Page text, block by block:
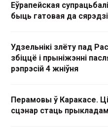
Еўрапейская
быць гатовая да
Удзельнікі злёту пад
збіццё і прыніжэнні
рэпрэсій 4 жніўня
Перамовы ў Каракасе.
сцэнар стаць